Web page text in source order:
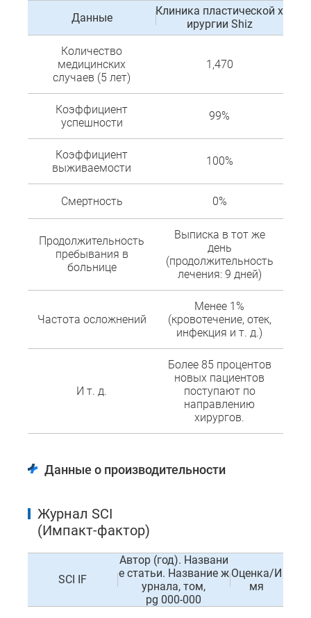
Данные
Клиника пластической х
ирургии Shiz
Количество
медицинских
случаев (5 лет)
1,470
Коэффициент
успешности
99%
Коэффициент
выживаемости
100%
Смертность 0%
Продолжительность
пребывания в
больнице
Выписка в тот же
день
(продолжительность
лечения: 9 дней)
Частота осложнений
Менее 1%
(кровотечение, отек,
инфекция и т. д.)
И т. д.
Более 85 процентов
новых пациентов
поступают по
направлению
хирургов.
Данные о производительности
Журнал SCI
(Импакт-фактор)
SCI IF
Автор (год). Названи
е статьи. Название ж
урнала, том,
pg 000-000
Оценка/И
мя